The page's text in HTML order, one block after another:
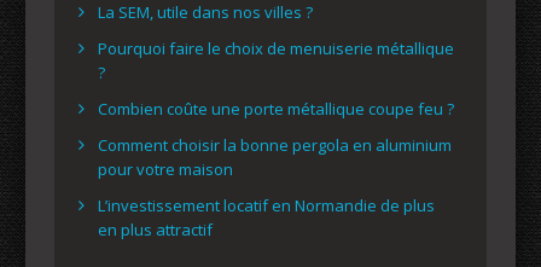
La SEM, utile dans nos villes ?
Pourquoi faire le choix de menuiserie métallique
?
Combien coûte une porte métallique coupe feu ?
Comment choisir la bonne pergola en aluminium
pour votre maison
L’investissement locatif en Normandie de plus
en plus attractif